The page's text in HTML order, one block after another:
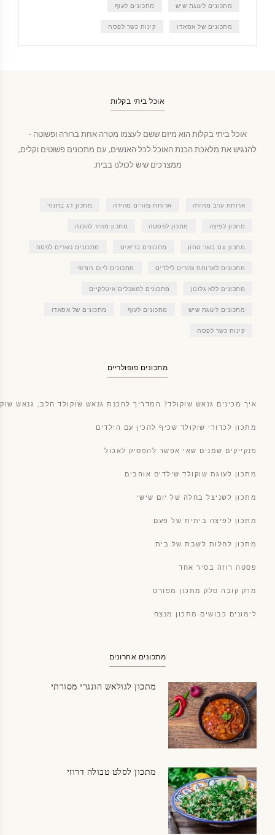
מתכונים לעוגת שיש מתכונים לעוף
מתכונים של אסאדו קינוח כשר לפסח
אוכל ביתי בקלות
אוכל ביתי בקלות הוא מיזם ששם לעצמו מטרה אחת ברורה ופשוטה -
להנגיש את מלאכת הכנת האוכל לכל האנשים, עם מתכונים פשוטים וקלים,
ממצרכים שיש לכולנו בבית.
ארוחת ערב מהירה ארוחת צהרים מהירה מתכון דג בתנור
מתכון לפיצה מתכון לפסטה מתכון מהיר להכנה
מתכון עם בשר טחון מתכונים בריאים מתכונים כשרים לפסח
מתכונים לארוחת צהרים לילדים מתכונים ליום חורפי
מתכונים ללא גלוטן מתכונים למאכלים איטלקיים
מתכונים לעוגת שיש מתכונים לעוף מתכונים של אסאדו
קינוח כשר לפסח
מתכונים פופולריים
איך מכינים גנאש שוקולד? המדריך להכנת גנאש שוקולד חלב, גנאש
מתכון לכדורי שוקולד שכיף להכין עם הילדים
פנקייקים שמנים שאי אפשר להפסיק לאכול
מתכון לעוגת שוקולד שילדים אוהבים
מתכון לשניצל בחלה של יום שישי
מתכון לפיצה ביתית של פעם
מתכון לחלות לשבת של בית
פסטה רוזה בסיר אחד
מרק קובה סלק מתכון מפורט
לימונים כבושים מתכון מנצח
מתכונים אחרונים
מתכון לגולאש הונגרי מסורתי
מתכון לסלט טבולה דרוזי